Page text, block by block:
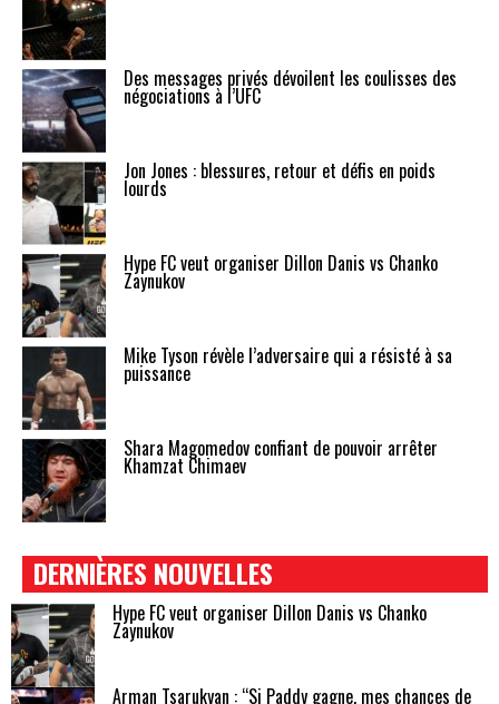
Des messages privés dévoilent les coulisses des
négociations à l’UFC
Jon Jones : blessures, retour et défis en poids
lourds
Hype FC veut organiser Dillon Danis vs Chanko
Zaynukov
Mike Tyson révèle l’adversaire qui a résisté à sa
puissance
Shara Magomedov confiant de pouvoir arrêter
Khamzat Chimaev
DERNIÈRES NOUVELLES
Hype FC veut organiser Dillon Danis vs Chanko
Zaynukov
Arman Tsarukyan : “Si Paddy gagne, mes chances de